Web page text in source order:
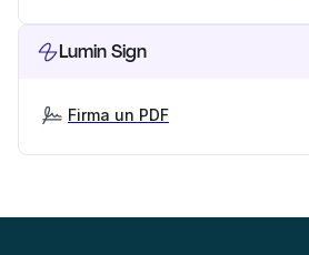
Lumin Sign
Firma un PDF